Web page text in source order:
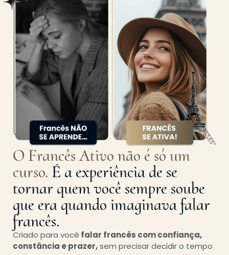
O Francês Ativo não é só um
curso. É a experiência de se
tornar quem você sempre soube
que era quando imaginava falar
francês.
Criado para você falar francês com confiança,
constância e prazer,sem precisar decidir o tempo